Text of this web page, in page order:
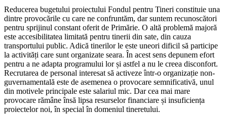
Reducerea bugetului proiectului Fondul pentru Tineri constituie una
dintre provocările cu care ne confruntăm, dar suntem recunoscători
pentru sprijinul constant oferit de Primărie. O altă problemă majoră
este accesibilitatea limitată pentru tinerii din sate, din cauza
transportului public. Adică tinerilor le este uneori dificil să participe
la activități care sunt organizate seara. În acest sens depunem efort
pentru a ne adapta programului lor și astfel a nu le creea disconfort.
Recrutarea de personal interesat să activeze într-o organizație non-
guvernamentală este de asemenea o provocare semnificativă, unul
din motivele principale este salariul mic. Dar cea mai mare
provocare rămâne însă lipsa resurselor financiare și insuficiența
proiectelor noi, în special în domeniul tineretului.